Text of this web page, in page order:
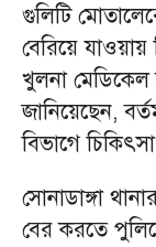
গুলিটি
বেরিয়ে
খুলনা
জানিয়েছেন,
বিভাগে
সোনাডাঙ্গা
বের করতে